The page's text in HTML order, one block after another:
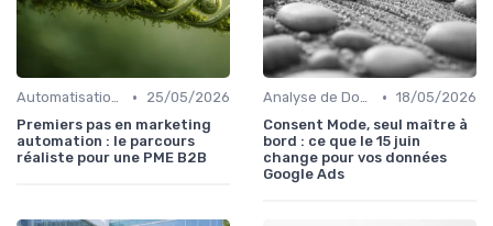
Automatisation du Marketing •
25/05/2026
Premiers pas en marketing
automation : le parcours
réaliste pour une PME B2B
Analyse de Données et Mesure de Performance • 18/05/2026
Consent Mode, seul maître à
bord : ce que le 15 juin
change pour vos données
Google Ads